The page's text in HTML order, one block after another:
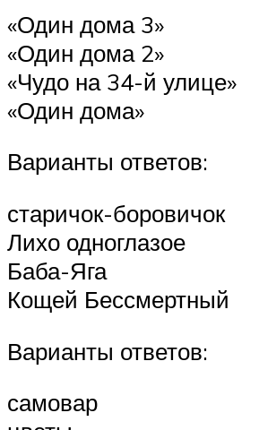
«Один дома 3»
«Один дома 2»
«Чудо на 34-й улице»
«Один дома»
Варианты ответов:
старичок-боровичок
Лихо одноглазое
Баба-Яга
Кощей Бессмертный
Варианты ответов:
самовар